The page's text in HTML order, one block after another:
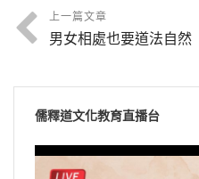
上一篇文章
男女相處也要道法自然
儒釋道文化教育直播台